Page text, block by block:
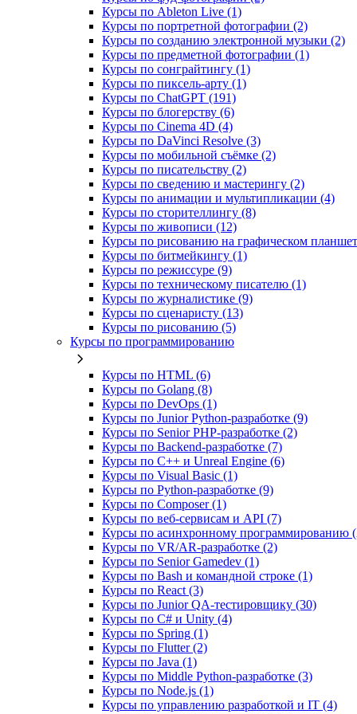
Курсы по Ableton Live (1)
Курсы по портретной фотографии (2)
Курсы по созданию электронной музыки (2)
Курсы по предметной фотографии (1)
Курсы по сонграйтингу (1)
Курсы по пиксель-арту (1)
Курсы по ChatGPT (191)
Курсы по блогерству (6)
Курсы по Cinema 4D (4)
Курсы по DaVinci Resolve (3)
Курсы по мобильной съёмке (2)
Курсы по писательству (2)
Курсы по сведению и мастерингу (2)
Курсы по анимации и мультипликации (4)
Курсы по сторителлингу (8)
Курсы по живописи (12)
Курсы по рисованию на графическом
Курсы по битмейкингу (1)
Курсы по режиссуре (9)
Курсы по техническому писателю (1)
Курсы по журналистике (9)
Курсы по сценаристу (13)
Курсы по рисованию (5)
Курсы по программированию
Курсы по HTML (6)
Курсы по Golang (8)
Курсы по DevOps (1)
Курсы по Junior Python-разработке (9)
Курсы по Senior PHP-разработке (2)
Курсы по Backend‑разработке (7)
Курсы по C++ и Unreal Engine (6)
Курсы по Visual Basic (1)
Курсы по Python-разработке (9)
Курсы по Composer (1)
Курсы по веб‑сервисам и API (7)
Курсы по асинхронному программированию
Курсы по VR/AR‑разработке (2)
Курсы по Senior Gamedev (1)
Курсы по Bash и командной строке (1)
Курсы по React (3)
Курсы по Junior QA-тестировщику (30)
Курсы по C# и Unity (4)
Курсы по Spring (1)
Курсы по Flutter (2)
Курсы по Java (1)
Курсы по Middle Python-разработке (3)
Курсы по Node.js (1)
Курсы по управлению разработкой и IT (4)